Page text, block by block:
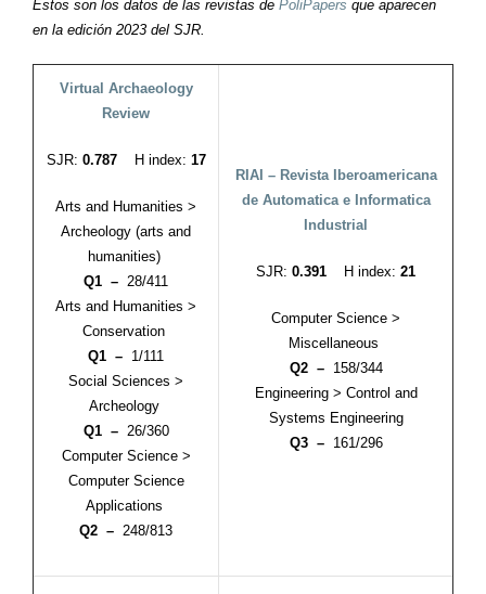
Estos son los datos de las revistas de PoliPapers que aparecen
en la edición 2023 del SJR.
Virtual Archaeology
Review
SJR: 0.787 H index: 17
Arts and Humanities >
Archeology (arts and
humanities)
Q1 – 28/411
Arts and Humanities >
Conservation
Q1 – 1/111
Social Sciences >
Archeology
Q1 – 26/360
Computer Science >
Computer Science
Applications
Q2 – 248/813
RIAI – Revista Iberoamericana
de Automatica e Informatica
Industrial
SJR: 0.391 H index: 21
Computer Science >
Miscellaneous
Q2 – 158/344
Engineering > Control and
Systems Engineering
Q3 – 161/296